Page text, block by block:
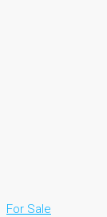
For Sale